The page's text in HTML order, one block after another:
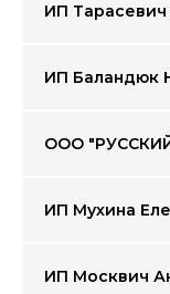
ИП
ИП Баландюк
ООО
ИП Мухина
ИП Москвич